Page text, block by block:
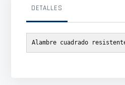
DETALLES
Alambre cuadrado